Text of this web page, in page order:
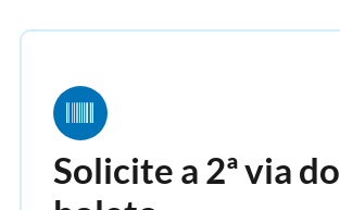
Solicite a 2ª via do